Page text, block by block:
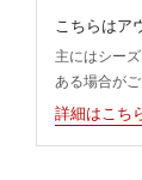
こちらはア
主にはシー
ある場合が
詳細はこち